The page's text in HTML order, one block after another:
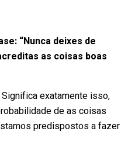
“Nunca deixes de
as coisas boas
exatamente isso,
de as coisas
predispostos a fazer